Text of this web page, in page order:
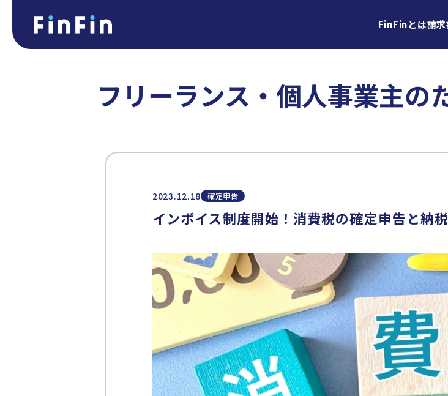
FinFinとは請求
フリーランス・個人事業主の
2023.12.18 確定申告
インボイス制度開始！消費税の確定申告と納